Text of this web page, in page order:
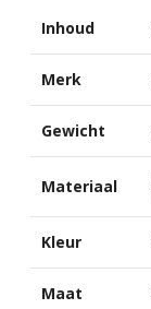
Inhoud
Merk
Gewicht
Materiaal
Kleur
Maat